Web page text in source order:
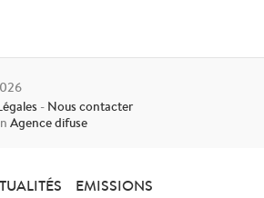
- Nous contacter
Agence difuse
EMISSIONS